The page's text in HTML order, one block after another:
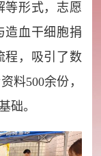
等形式，志愿
造血干细胞捐
程，吸引了数
料500余份，
础。